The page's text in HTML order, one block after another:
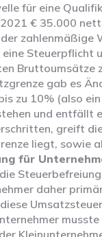
für eine
€ 35.000
zahlenmäßige
eine Steuerpflicht
Bruttoumsätze
gab es
zu 10% (also
und entfällt
greift
liegt, sowie
für
daher